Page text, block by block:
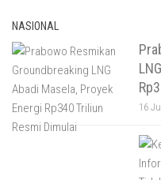
NASIONAL
16